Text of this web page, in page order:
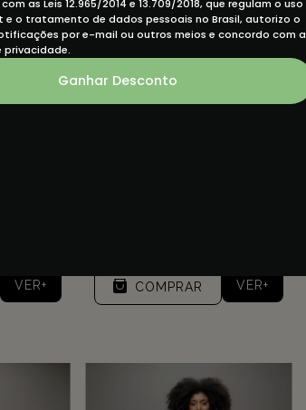
VER+ COMPRAR VER+
as Leis 12.965/2014 e 13.709/2018, que regulam o uso
e o tratamento de dados pessoais no Brasil, autorizo o
por e-mail ou outros meios e concordo com a
Ganhar Desconto